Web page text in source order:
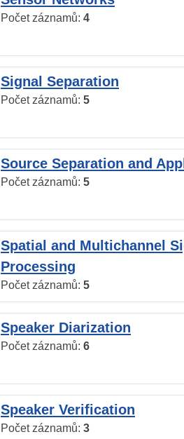
Počet záznamů: 4
Signal Separation
Počet záznamů: 5
Source Separation and
Počet záznamů: 5
Spatial and Multichannel
Processing
Počet záznamů: 5
Speaker Diarization
Počet záznamů: 6
Speaker Verification
Počet záznamů: 3